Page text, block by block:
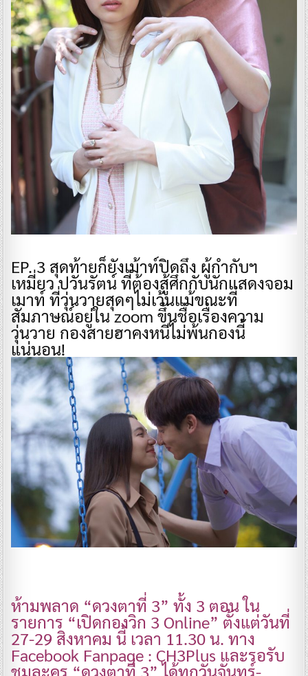
​EP. 3 สุดท้ายก็ยังเม้าท์ปิดถึง ผู้กำกับฯ
เหมี่ยว ปวันรัตน์ ที่ต้องสู้ศึกกับนักแสดงจอม
เมาท์ ที่วุ่นวายสุดๆไม่เว้นแม้ขณะที่
สัมภาษณ์อยู่ใน zoom ขึ้นชื่อเรื่องความ
วุ่นวาย กองสายฮาคงหนีไม่พ้นกองนี้
แน่นอน!
ห้ามพลาด “ดวงตาที่ 3” ทั้ง 3 ตอน ใน
รายการ “เปิดกองวิก 3 Online” ตั้งแต่วันที่
27-29 สิงหาคม นี้ เวลา 11.30 น. ทาง
Facebook Fanpage : CH3Plus และรอรับ
ชมละคร “ดวงตาที่ 3” ได้ทุกวันจันทร์-